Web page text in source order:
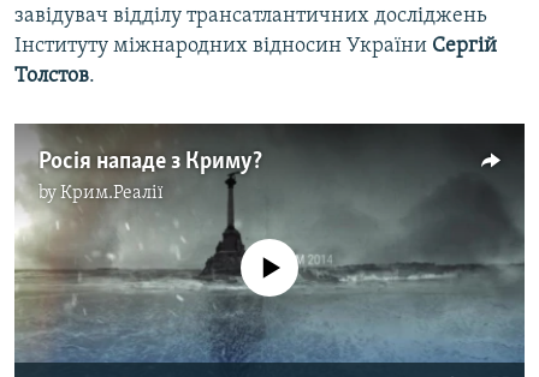
завідувач відділу трансатлантичних досліджень
Інституту міжнародних відносин України Сергій
Толстов.
Росія нападе з Криму?
byКрим.Реалії
No media source currently available